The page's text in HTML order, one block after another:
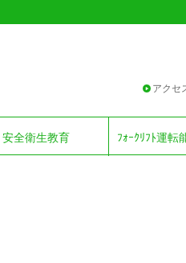
アクセ
安全衛生教育 ﾌｫｰｸﾘﾌﾄ運転